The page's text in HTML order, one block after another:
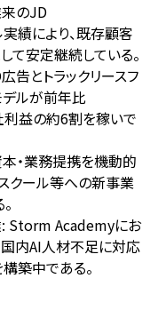
のJD
績により、既存顧客
て安定継続している。
告とトラックリースフ
ルが前年比
益の約6割を稼いで
・業務提携を機動的
クール等への新事業
Storm Academyにお
内AI人材不足に対応
築中である。